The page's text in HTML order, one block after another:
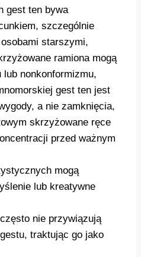
gest ten bywa
szczególnie
starszymi,
ramiona mogą
nonkonformizmu,
gest ten jest
a nie zamknięcia,
skrzyżowane ręce
przed ważnym
mogą
lub kreatywne
nie przywiązują
traktując go jako